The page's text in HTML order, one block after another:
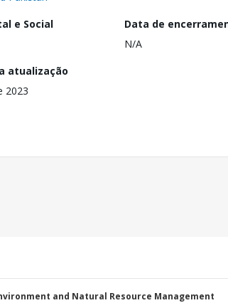
e Social
Data de
N/A
atualização
2023
and Natural Resource Management